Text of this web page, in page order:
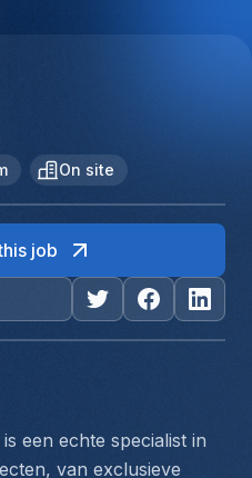
On site
job
een echte specialist in
van exclusieve